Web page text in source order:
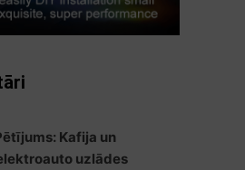
Kafija un
uzlādes